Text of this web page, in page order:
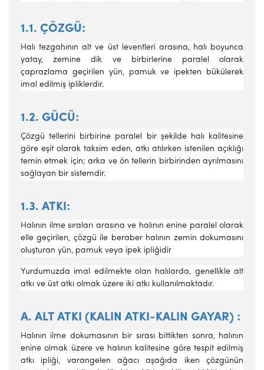
1.1. ÇÖZGÜ:
Halı tezgahının alt ve üst leventleri arasına, halı boyunca
yatay, zemine dik ve birbirlerine paralel olarak
çaprazlama geçirilen yün, pamuk ve ipekten bükülerek
imal edilmiş ipliklerdir.
1.2. GÜCÜ:
Çözgü tellerini birbirine paralel bir şekilde halı kali­tesine
göre eşit olarak taksim eden, atkı atılırken istenilen açıklığı
temin etmek için; arka ve ön tellerin birbirinden ayrılmasını
sağlayan bir sistemdir.
1.3. ATKI:
Halının ilme sıraları arasına ve halının enine paralel olarak
elle geçirilen, çözgü ile beraber halının zemin dokumasını
oluşturan yün, pamuk veya ipek ipliğidir
Yurdumuzda imal edilmekte olan halılarda, genellikle alt
atkı ve üst atkı olmak üzere iki atkı kullanılmaktadır.
A. ALT ATKI (KALIN ATKI-KALIN GAYAR) :
Halının ilme doku­masının bir sırası bittikten sonra, halının
enine olmak üzere ve halının kalitesine göre tespit edilmiş
atkı ipliği, varangelen ağacı aşağıda iken çözgünün